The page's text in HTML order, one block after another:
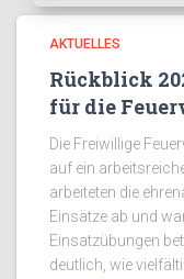
AKTUELLES
Rückblick
für die
Die Freiwillige
auf ein
arbeiteten die
Einsätze ab und
Einsatzübungen
deutlich, wie